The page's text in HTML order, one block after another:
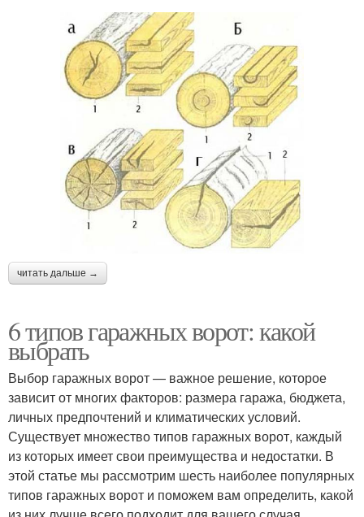
читать дальше →
6 типов гаражных ворот: какой
выбрать
Выбор гаражных ворот — важное решение, которое
зависит от многих факторов: размера гаража, бюджета,
личных предпочтений и климатических условий.
Существует множество типов гаражных ворот, каждый
из которых имеет свои преимущества и недостатки. В
этой статье мы рассмотрим шесть наиболее популярных
типов гаражных ворот и поможем вам определить, какой